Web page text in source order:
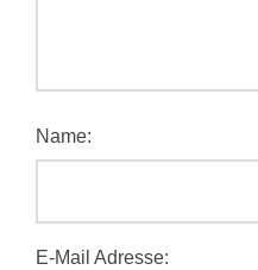
Name:
E-Mail Adresse: